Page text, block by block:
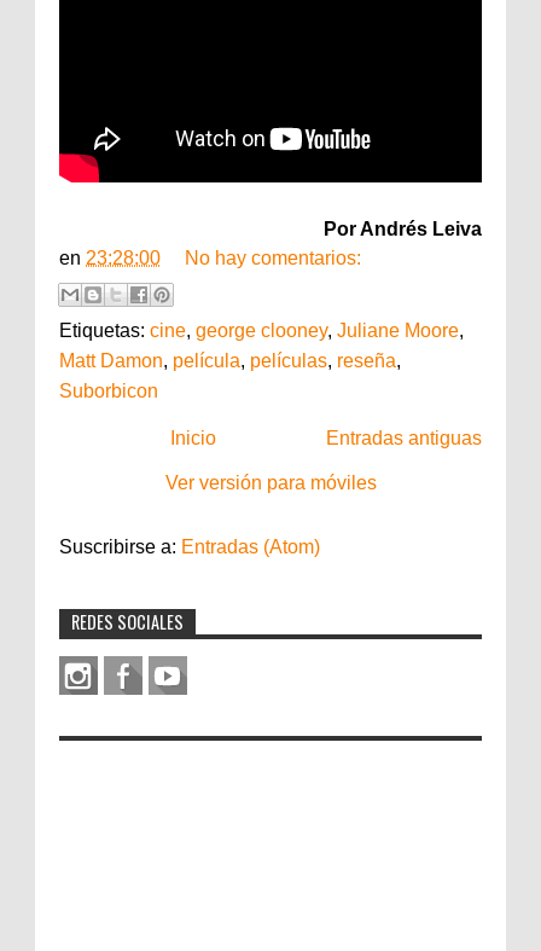
Por Andrés Leiva
en 23:28:00 No hay comentarios:
Etiquetas: cine, george clooney, Juliane Moore,
Matt Damon, película, películas, reseña,
Suborbicon
Entradas antiguas
Inicio
Ver versión para móviles
Suscribirse a: Entradas (Atom)
REDES SOCIALES